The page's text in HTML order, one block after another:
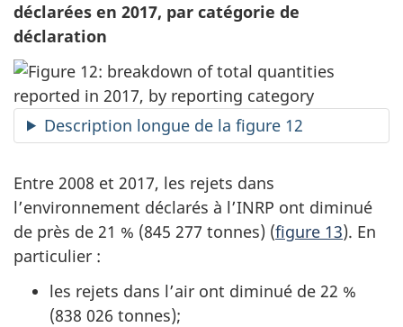
déclarées en 2017, par catégorie de
déclaration
Description longue de la figure 12
Entre 2008 et 2017, les rejets dans
l’environnement déclarés à l’INRP ont diminué
de près de 21 % (845 277 tonnes) (figure 13). En
particulier :
les rejets dans l’air ont diminué de 22 %
(838 026 tonnes);